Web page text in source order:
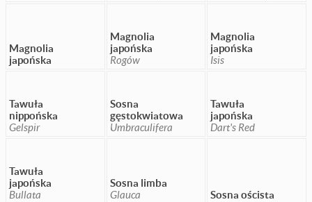
Magnolia
japońska
Magnolia
japońska
Rogów
Magnolia
japońska
Isis
Tawuła
nippońska
Gelspir
Sosna
gęstokwiatowa
Umbraculifera
Tawuła
japońska
Dart's Red
Tawuła
japońska
Bullata
Sosna limba
Glauca
Sosna oścista